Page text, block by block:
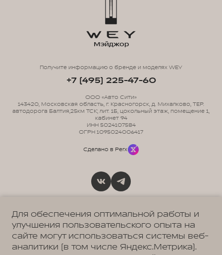
Пользовательское соглашение
Согласие на коммуникацию
Согласие на предоставление персональных данных третьим лицам
Мэйджор
Получите информацию о бренде и моделях WEY
+7 (495) 225-47-60
ООО «Авто Сити»
143420, Московская область, г. Красногорск, д. Михалково, ТЕР.
автодорога Балтия,25км ТСК; лит. 1Б, цокольный этаж, помещение 1,
кабинет 94
ИНН 5024107584
ОГРН 1095024006417
Сделано в Perx
Для обеспечения оптимальной работы и
улучшения пользовательского опыта на
сайте могут использоваться системы веб-
аналитики (в том числе Яндекс.Метрика).